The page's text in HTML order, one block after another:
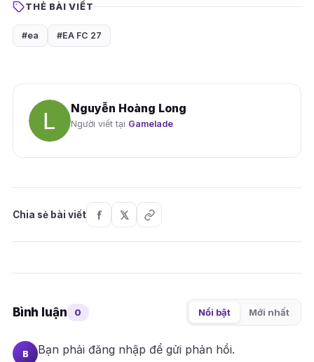
THẺ BÀI VIẾT
#ea #EA FC 27
Nguyễn Hoàng Long
Người viết tại Gamelade
Chia sẻ bài viết
Bình luận 0 Nổi bật Mới nhất
B Bạn phải đăng nhập để gửi phản hồi.